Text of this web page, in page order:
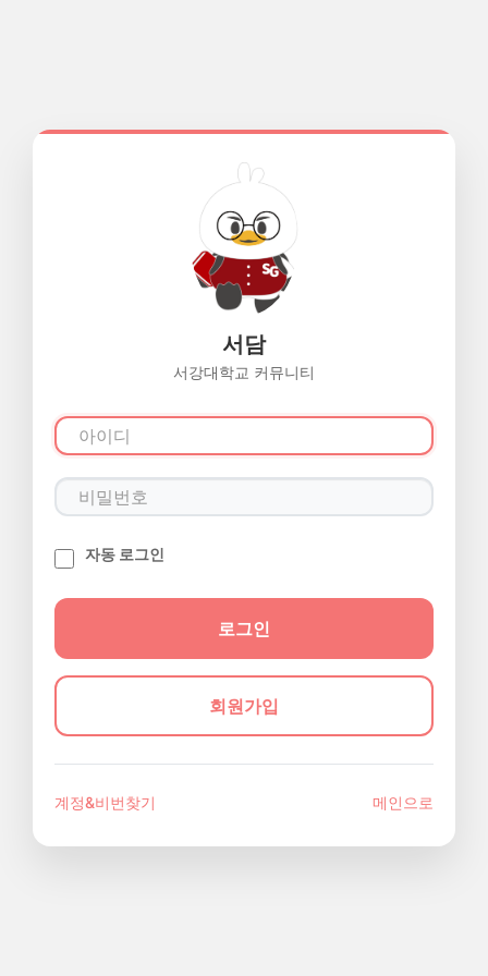
서담
서강대학교 커뮤니티
자동 로그인
회원가입
계정&비번찾기 메인으로